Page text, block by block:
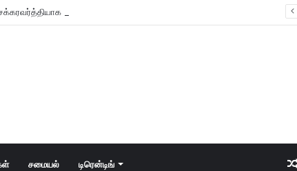
வாழும் அதிர்ஷ்டம் உள்ளவர்களாம் – உங்களுக்கு இருக்கா?
சமையல் டிரென்டிங்